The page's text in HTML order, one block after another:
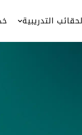
التدريبية